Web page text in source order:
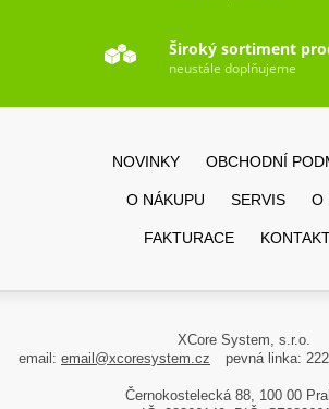
Široký sortiment
neustále doplňujeme
NOVINKY OBCHODNÍ
O NÁKUPU SERVIS O
FAKTURACE
XCore System, s.r.o.
email: email@xcoresystem.cz pevná linka:
Černokostelecká 88, 100 00